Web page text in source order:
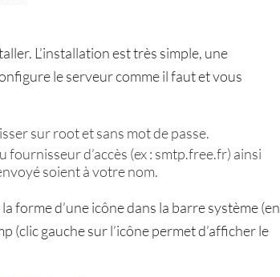
L’installation est très simple, une
le serveur comme il faut et vous
sur root et sans mot de passe.
d’accès (ex : smtp.free.fr) ainsi
soient à votre nom.
forme d’une icône dans la barre système (en
(clic gauche sur l’icône permet d’afficher le